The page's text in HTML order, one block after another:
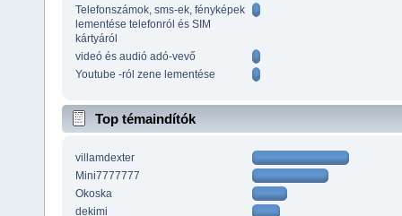
Telefonszámok, sms-ek, fényképek
lementése telefonról és SIM
kártyáról
videó és audió adó-vevő
Youtube -ról zene lementése
Top témaindítók
villamdexter
Mini7777777
Okoska
dekimi